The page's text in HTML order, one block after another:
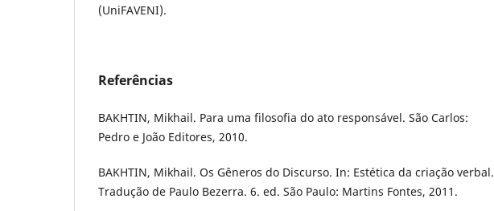
(UniFAVENI).
Referências
BAKHTIN, Mikhail. Para uma filosofia do ato responsável. São Carlos:
Pedro e João Editores, 2010.
BAKHTIN, Mikhail. Os Gêneros do Discurso. In: Estética da criação verbal.
Tradução de Paulo Bezerra. 6. ed. São Paulo: Martins Fontes, 2011.